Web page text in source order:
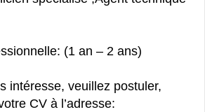
(1 an – 2 ans)
intéresse, veuillez postuler,
CV à l’adresse: